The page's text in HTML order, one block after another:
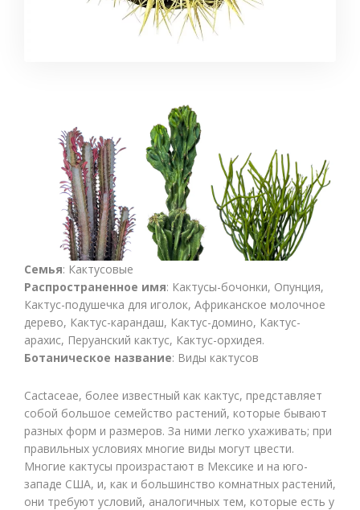
Семья: Кактусовые
Распространенное имя: Кактусы-бочонки, Опунция,
Кактус-подушечка для иголок, Африканское молочное
дерево, Кактус-карандаш, Кактус-домино, Кактус-
арахис, Перуанский кактус, Кактус-орхидея.
Ботаническое название: Виды кактусов
Cactaceae, более известный как кактус, представляет
собой большое семейство растений, которые бывают
разных форм и размеров. За ними легко ухаживать; при
правильных условиях многие виды могут цвести.
Многие кактусы произрастают в Мексике и на юго-
западе США, и, как и большинство комнатных растений,
они требуют условий, аналогичных тем, которые есть у